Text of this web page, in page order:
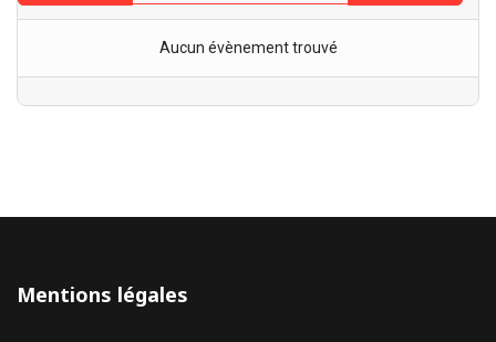
Aucun évènement trouvé
Mentions légales